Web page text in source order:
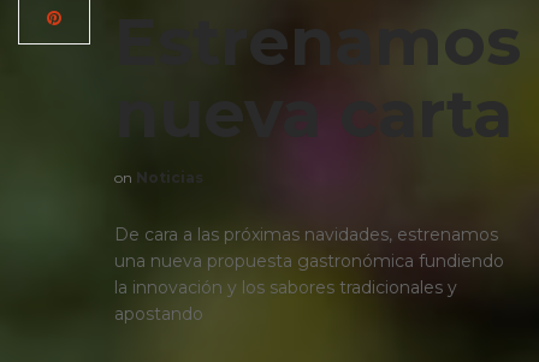
Estrenamos
nueva carta
on Noticias
De cara a las próximas navidades, estrenamos
una nueva propuesta gastronómica fundiendo
la innovación y los sabores tradicionales y
apostando